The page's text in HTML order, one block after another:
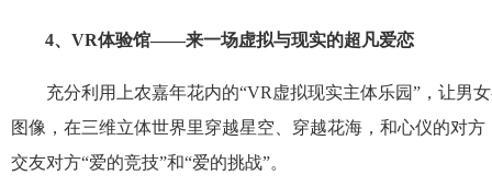
4、VR体验馆——来一场虚拟与现实的超凡爱恋
充分利用上农嘉年花内的“VR 虚拟现实主体乐园” ，让男
图像，在三维立体世界里穿越星空、穿越花海，和心仪的对
交友对方“爱的竞技”和“爱的挑战”。